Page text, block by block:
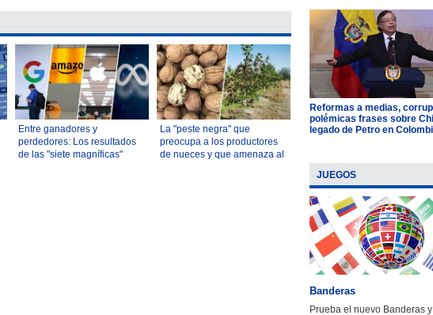
Entre ganadores y
perdedores: Los resultados
de las "siete magníficas"
La "peste negra" que
preocupa a los productores
de nueces y que amenaza al
Reformas a medias,
polémicas frases sobre
legado de Petro en
JUEGOS
Banderas
Prueba el nuevo Banderas y